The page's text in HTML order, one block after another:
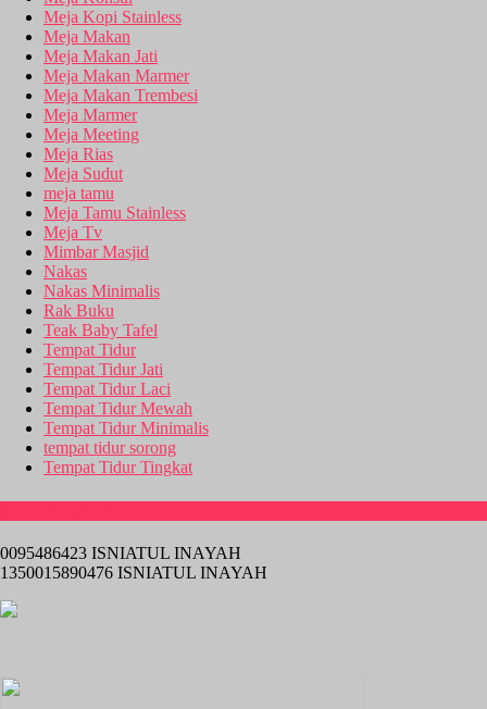
Meja Kopi Stainless
Meja Makan
Meja Makan Jati
Meja Makan Marmer
Meja Makan Trembesi
Meja Marmer
Meja Meeting
Meja Rias
Meja Sudut
meja tamu
Meja Tamu Stainless
Meja Tv
Mimbar Masjid
Nakas
Nakas Minimalis
Rak Buku
Teak Baby Tafel
Tempat Tidur
Tempat Tidur Jati
Tempat Tidur Laci
Tempat Tidur Mewah
Tempat Tidur Minimalis
tempat tidur sorong
Tempat Tidur Tingkat
0095486423 ISNIATUL INAYAH
1350015890476 ISNIATUL INAYAH